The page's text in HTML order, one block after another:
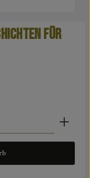
für
Wert ein oder